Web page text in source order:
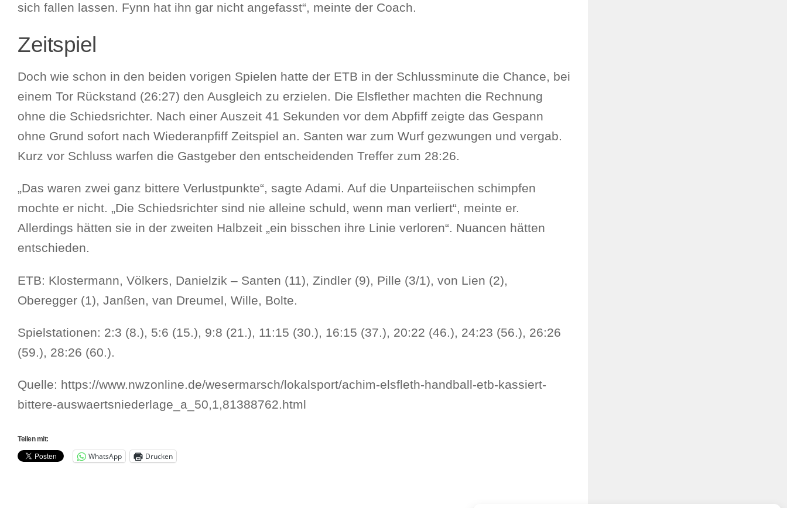
sich fallen lassen. Fynn hat ihn gar nicht angefasst“, meinte der Coach.
Zeitspiel
Doch wie schon in den beiden vorigen Spielen hatte der ETB in der Schlussminute die Chance, bei
einem Tor Rückstand (26:27) den Ausgleich zu erzielen. Die Elsflether machten die Rechnung
ohne die Schiedsrichter. Nach einer Auszeit 41 Sekunden vor dem Abpfiff zeigte das Gespann
ohne Grund sofort nach Wiederanpfiff Zeitspiel an. Santen war zum Wurf gezwungen und vergab.
Kurz vor Schluss warfen die Gastgeber den entscheidenden Treffer zum 28:26.
„Das waren zwei ganz bittere Verlustpunkte“, sagte Adami. Auf die Unparteiischen schimpfen
mochte er nicht. „Die Schiedsrichter sind nie alleine schuld, wenn man verliert“, meinte er.
Allerdings hätten sie in der zweiten Halbzeit „ein bisschen ihre Linie verloren“. Nuancen hätten
entschieden.
ETB: Klostermann, Völkers, Danielzik – Santen (11), Zindler (9), Pille (3/1), von Lien (2),
Oberegger (1), Janßen, van Dreumel, Wille, Bolte.
Spielstationen: 2:3 (8.), 5:6 (15.), 9:8 (21.), 11:15 (30.), 16:15 (37.), 20:22 (46.), 24:23 (56.), 26:26
(59.), 28:26 (60.).
Quelle: https://www.nwzonline.de/wesermarsch/lokalsport/achim-elsfleth-handball-etb-kassiert-
bittere-auswaertsniederlage_a_50,1,81388762.html
Teilen mit:
WhatsApp Drucken